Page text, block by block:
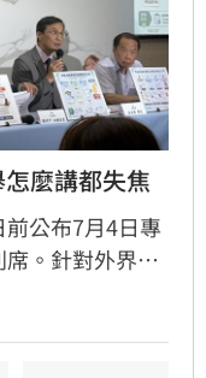
麼講都失焦
公布7月4日專
。針對外界質
場，強調專家